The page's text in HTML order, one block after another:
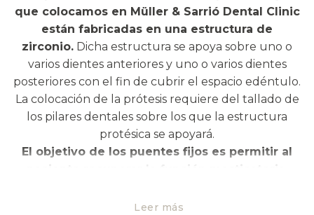
que colocamos en Müller & Sarrió Dental Clinic
están fabricadas en una estructura de
zirconio. Dicha estructura se apoya sobre uno o
varios dientes anteriores y uno o varios dientes
posteriores con el fin de cubrir el espacio edéntulo.
La colocación de la prótesis requiere del tallado de
los pilares dentales sobre los que la estructura
protésica se apoyará.
El objetivo de los puentes fijos es permitir al
reduccuión de la dimensión vertical.
Leer más